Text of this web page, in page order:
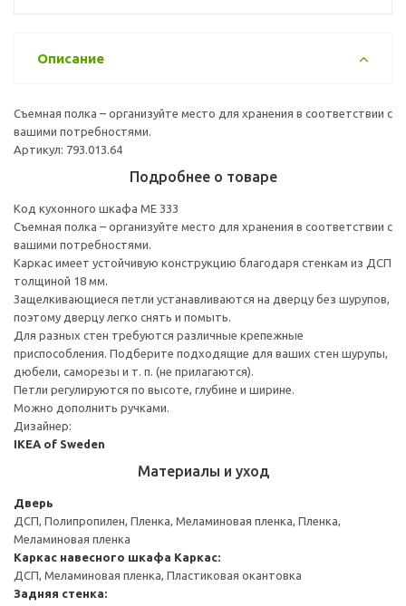
Описание
Съемная полка – организуйте место для хранения в соответствии с
вашими потребностями.
Артикул: 793.013.64
Подробнее о товаре
Код кухонного шкафа ME 333
Съемная полка – организуйте место для хранения в соответствии с
вашими потребностями.
Каркас имеет устойчивую конструкцию благодаря стенкам из ДСП
толщиной 18 мм.
Защелкивающиеся петли устанавливаются на дверцу без шурупов,
поэтому дверцу легко снять и помыть.
Для разных стен требуются различные крепежные
приспособления. Подберите подходящие для ваших стен шурупы,
дюбели, саморезы и т. п. (не прилагаются).
Петли регулируются по высоте, глубине и ширине.
Можно дополнить ручками.
Дизайнер:
IKEA of Sweden
Материалы и уход
Дверь
ДСП, Полипропилен, Пленка, Меламиновая пленка, Пленка,
Меламиновая пленка
Каркас навесного шкафа Каркас:
ДСП, Меламиновая пленка, Пластиковая окантовка
Задняя стенка: